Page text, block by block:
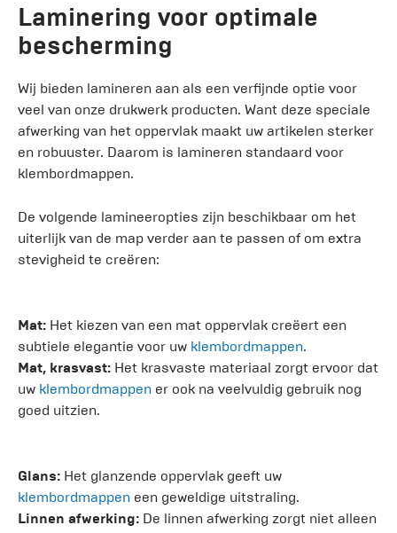
Laminering voor optimale
bescherming
Wij bieden lamineren aan als een verfijnde optie voor
veel van onze drukwerk producten. Want deze speciale
afwerking van het oppervlak maakt uw artikelen sterker
en robuuster. Daarom is lamineren standaard voor
klembordmappen.
De volgende lamineeropties zijn beschikbaar om het
uiterlijk van de map verder aan te passen of om extra
stevigheid te creëren:
Mat: Het kiezen van een mat oppervlak creëert een
subtiele elegantie voor uw klembordmappen.
Mat, krasvast: Het krasvaste materiaal zorgt ervoor dat
uw klembordmappen er ook na veelvuldig gebruik nog
goed uitzien.
Glans: Het glanzende oppervlak geeft uw
klembordmappen een geweldige uitstraling.
Linnen afwerking: De linnen afwerking zorgt niet alleen